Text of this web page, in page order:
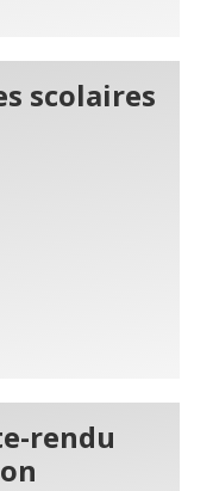
scolaires
rendu